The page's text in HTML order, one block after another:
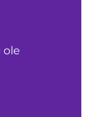
ole